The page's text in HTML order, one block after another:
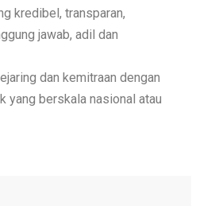
kredibel, transparan,
jawab, adil dan
dan kemitraan dengan
yang berskala nasional atau